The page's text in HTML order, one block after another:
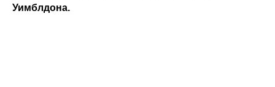
Уимблдона.